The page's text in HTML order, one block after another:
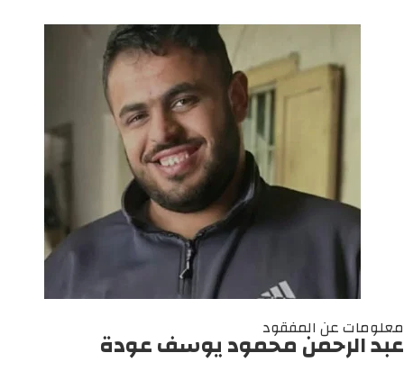
معلومات عن المفقود
عبد الرحمن محمود يوسف عودة